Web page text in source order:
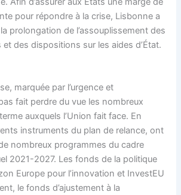
pour répondre à la crise, Lisbonne a
prolongation de l’assouplissement des
des dispositions sur les aides d’État.
marquée par l’urgence et
fait perdre du vue les nombreux
auxquels l’Union fait face. En
instruments du plan de relance, ont
nombreux programmes du cadre
2021-2027. Les fonds de la politique
Europe pour l’innovation et InvestEU
le fonds d’ajustement à la